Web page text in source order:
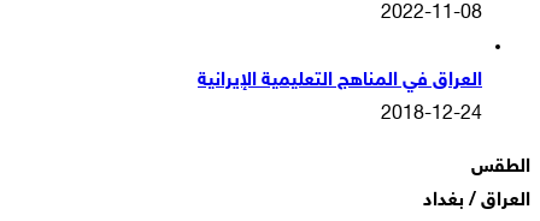
2022-11-08
العراق في المناهج التعليمية الإيرانية
2018-12-24
الطقس
العراق / بغداد